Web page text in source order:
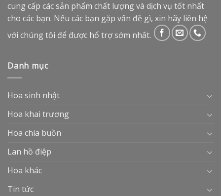
cung cấp các sản phẩm chất lượng và dịch vụ tốt nhất
cho các bạn. Nếu các bạn gặp vấn đề gì, xin hãy liên hệ
với chúng tôi để được hổ trợ sớm nhất.
Danh mục
Hoa sinh nhật
Hoa khai trương
Hoa chia buồn
Lan hồ điệp
Hoa khác
Tin tức